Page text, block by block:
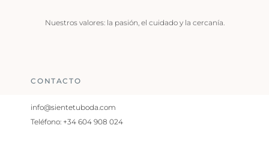
Nuestros valores: la pasión, el cuidado y la cercanía.
CONTACTO
info@sientetuboda.com
Teléfono: +34 604 908 024